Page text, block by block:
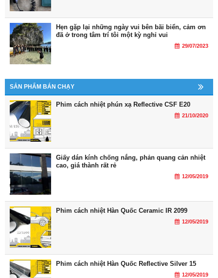
Hẹn gặp lại những ngày vui bên bãi biển, cảm ơn
đã ở trong tâm trí tôi một kỳ nghỉ vui
29/07/2023
SẢN PHẨM BÁN CHẠY
Phim cách nhiệt phún xạ Reflective CSF E20
21/10/2020
Giấy dán kính chống nắng, phản quang cản nhiệt
cao, giá thành rất rẻ
12/05/2019
Phim cách nhiệt Hàn Quốc Ceramic IR 2099
12/05/2019
Phim cách nhiệt Hàn Quốc Reflective Silver 15
12/05/2019